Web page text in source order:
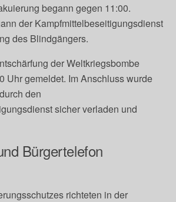
begann gegen 11:00.
der Kampfmittelbeseitigungsdienst
des Blindgängers.
der Weltkriegsbombe
Uhr gemeldet. Im Anschluss wurde
den
sicher verladen und
Bürgertelefon
richteten in der